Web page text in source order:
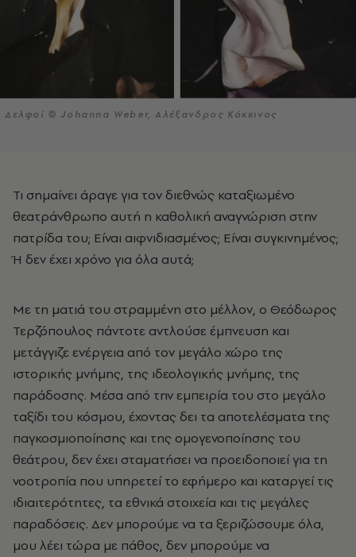
Δελφοί © Johanna Weber, Αλέξανδρος Κόκκινος
Τι σημαίνει άραγε για τον διεθνώς καταξιωμένο
θεατράνθρωπο αυτή η καθολική αναγνώριση στην
πατρίδα του; Είναι αιφνιδιασμένος; Είναι συγκινημένος;
Ή δεν έχει χρόνο για όλα αυτά;
Με τη ματιά του στραμμένη στο μέλλον, ο Θεόδωρος
Τερζόπουλος πάντοτε αντλούσε έμπνευση και
μετάγγιζε ενέργεια από τον μεγάλο χώρο της
ιστορικής μνήμης, της ιδεολογικής μνήμης, της
παράδοσης. Μέσα από την εμπειρία του στο μεγάλο
ταξίδι του κόσμου, έχοντας δει τα αποτελέσματα της
παγκοσμιοποίησης και της ομογενοποίησης του
θεάτρου, δεν έχει σταματήσει να προειδοποιεί για τη
νοοτροπία που υπηρετεί το εφήμερο και καταργεί τις
ιδιαιτερότητες, τα εθνικά στοιχεία και τις μεγάλες
παραδόσεις. Δεν μπορούμε να τα ξεριζώσουμε όλα,
μου λέει τώρα με πάθος, δεν μπορούμε να